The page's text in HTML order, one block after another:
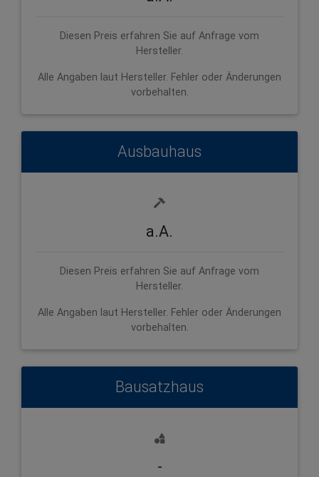
Diesen Preis erfahren Sie auf Anfrage vom
Hersteller.
Alle Angaben laut Hersteller. Fehler oder Änderungen
vorbehalten.
Ausbauhaus
a.A.
Diesen Preis erfahren Sie auf Anfrage vom
Hersteller.
Alle Angaben laut Hersteller. Fehler oder Änderungen
vorbehalten.
Bausatzhaus
-